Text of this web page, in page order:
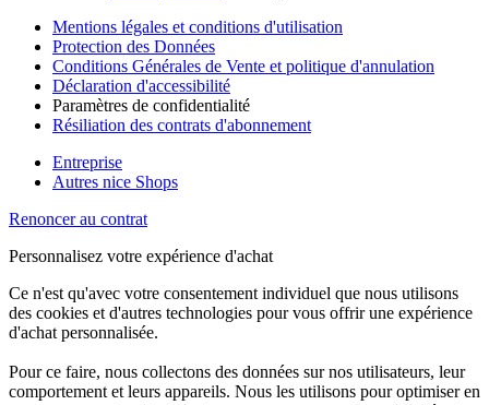
Mentions légales et conditions d'utilisation
Protection des Données
Conditions Générales de Vente et politique d'annulation
Déclaration d'accessibilité
Paramètres de confidentialité
Résiliation des contrats d'abonnement
Entreprise
Autres nice Shops
Renoncer au contrat
Personnalisez votre expérience d'achat
Ce n'est qu'avec votre consentement individuel que nous utilisons
des cookies et d'autres technologies pour vous offrir une expérience
d'achat personnalisée.
Pour ce faire, nous collectons des données sur nos utilisateurs, leur
comportement et leurs appareils. Nous les utilisons pour optimiser en